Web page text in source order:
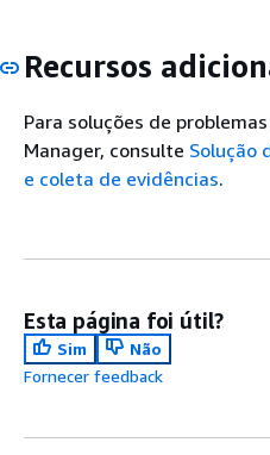
Recursos
Para soluções de
Manager, consulte Solução
e coleta de evidências.
Esta página foi útil?
Sim
Não
Fornecer feedback